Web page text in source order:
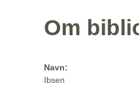
Om
Navn:
Ibsen